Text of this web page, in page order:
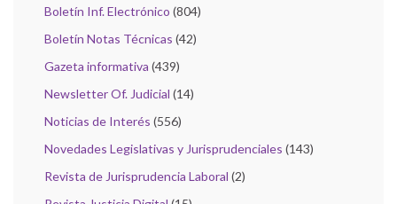
Boletín Inf. Electrónico (804)
Boletín Notas Técnicas (42)
Gazeta informativa (439)
Newsletter Of. Judicial (14)
Noticias de Interés (556)
Novedades Legislativas y Jurisprudenciales (143)
Revista de Jurisprudencia Laboral (2)